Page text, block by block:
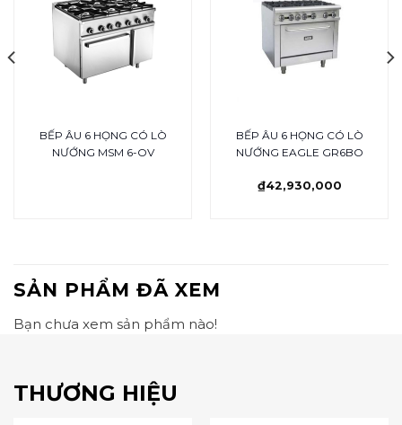
BẾP ÂU 6 HỌNG CÓ LÒ
NƯỚNG MSM 6-OV
BẾP ÂU 6 HỌNG CÓ LÒ
NƯỚNG EAGLE GR6BO
₫42,930,000
SẢN PHẨM ĐÃ XEM
Bạn chưa xem sản phẩm nào!
THƯƠNG HIỆU